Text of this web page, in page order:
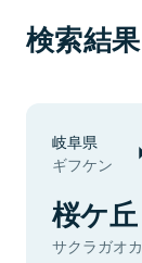
検索結果
岐阜県
ギフケン
桜ケ丘
サクラガオカ